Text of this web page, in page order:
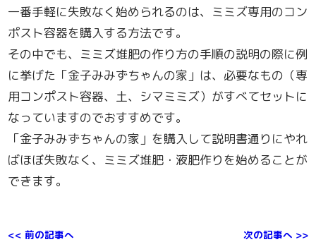
一番手軽に失敗なく始められるのは、ミミズ専用のコン
ポスト容器を購入する方法です。
その中でも、ミミズ堆肥の作り方の手順の説明の際に例
に挙げた「金子みみずちゃんの家」は、必要なもの（専
用コンポスト容器、土、シマミミズ）がすべてセットに
なっていますのでおすすめです。
「金子みみずちゃんの家」を購入して説明書通りにやれ
ばほぼ失敗なく、ミミズ堆肥・液肥作りを始めることが
できます。
<< 前の記事へ 次の記事へ >>